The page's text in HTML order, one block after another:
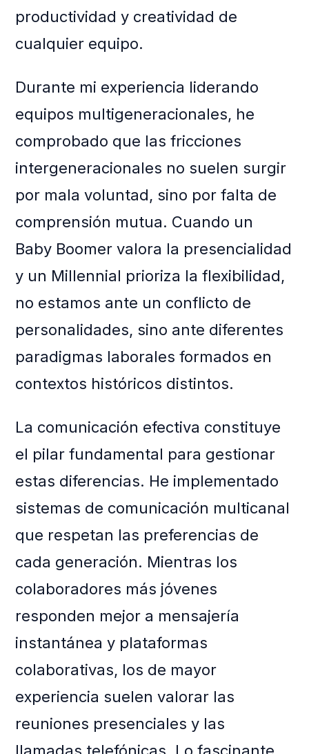
productividad y creatividad de
cualquier equipo.
Durante mi experiencia liderando
equipos multigeneracionales, he
comprobado que las fricciones
intergeneracionales no suelen surgir
por mala voluntad, sino por falta de
comprensión mutua. Cuando un
Baby Boomer valora la presencialidad
y un Millennial prioriza la flexibilidad,
no estamos ante un conflicto de
personalidades, sino ante diferentes
paradigmas laborales formados en
contextos históricos distintos.
La comunicación efectiva constituye
el pilar fundamental para gestionar
estas diferencias. He implementado
sistemas de comunicación multicanal
que respetan las preferencias de
cada generación. Mientras los
colaboradores más jóvenes
responden mejor a mensajería
instantánea y plataformas
colaborativas, los de mayor
experiencia suelen valorar las
reuniones presenciales y las